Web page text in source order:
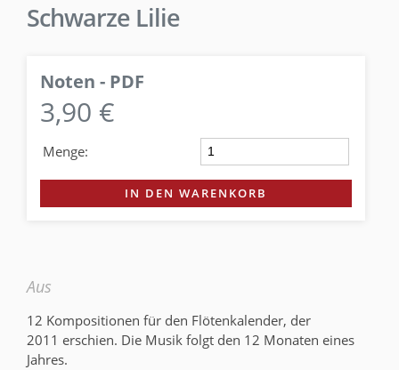
Schwarze Lilie
Noten - PDF
3,90 €
Menge:
IN DEN WARENKORB
Aus
12 Kompositionen für den Flötenkalender, der
2011 erschien. Die Musik folgt den 12 Monaten eines
Jahres.